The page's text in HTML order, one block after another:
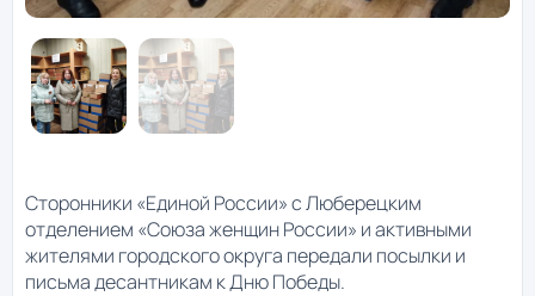
Сторонники «Единой России» с Люберецким
отделением «Союза женщин России» и активными
жителями городского округа передали посылки и
письма десантникам к Дню Победы.